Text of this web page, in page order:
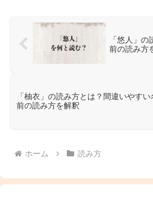
「悠人」
前の読み方
「柚衣」の読み方とは？間違いやすい
前の読み方を解釈
ホーム 読み方